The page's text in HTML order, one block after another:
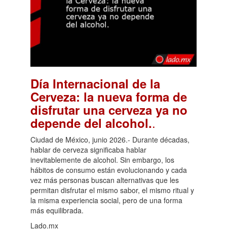
Día Internacional de la
Cerveza: la nueva forma de
disfrutar una cerveza ya no
depende del alcohol..
Ciudad de México, junio 2026.- Durante décadas,
hablar de cerveza significaba hablar
inevitablemente de alcohol. Sin embargo, los
hábitos de consumo están evolucionando y cada
vez más personas buscan alternativas que les
permitan disfrutar el mismo sabor, el mismo ritual y
la misma experiencia social, pero de una forma
más equilibrada.
Lado.mx